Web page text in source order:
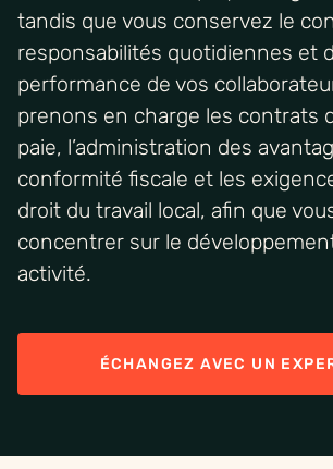
tandis que vous conservez le
responsabilités quotidiennes et
performance de vos
prenons en charge les contrats
paie, l’administration des
conformité fiscale et les
droit du travail local, afin que
concentrer sur le
activité.
ÉCHANGEZ AVEC UN